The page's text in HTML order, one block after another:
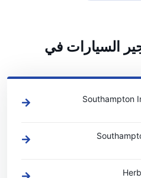
السيارات في
لدينا في ساوثامبتون
Southampton